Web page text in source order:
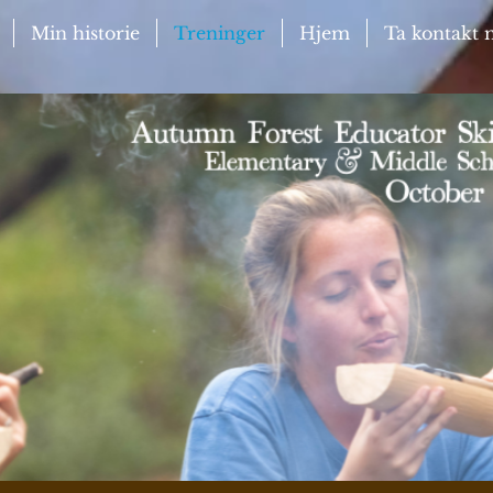
Min historie Treninger Hjem Ta kontakt